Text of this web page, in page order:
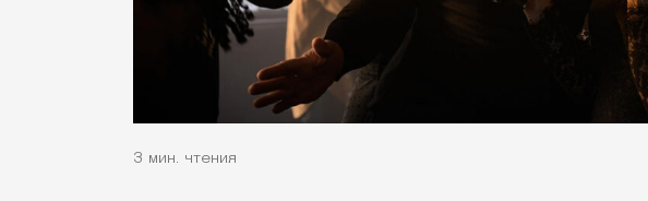
3 мин. чтения